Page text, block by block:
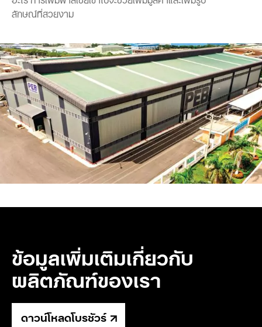
ลักษณ์ที่สวยงาม
ข้อมูลเพิ่มเติมเกี่ยวกับ
ผลิตภัณฑ์ของเรา
ดาวน์โหลดโบรชัวร์